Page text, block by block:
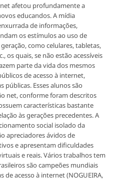
afetou profundamente a
educandos. A mídia
de informações,
os estímulos ao uso de
como celulares, tabletas,
os quais, se não estão acessíveis
parte da vida dos mesmos
de acesso à internet,
públicas. Esses alunos são
net, conforme foram descritos
características bastante
às gerações precedentes. A
social isolado da
apreciadores ávidos de
e apresentam dificuldades
e reais. Vários trabalhos tem
são campeões mundiais
acesso à internet (NOGUEIRA,